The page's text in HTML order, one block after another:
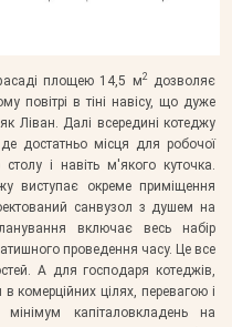
площею 14,5 м2дозволяє
повітрі в тіні навісу, що дуже
Ліван. Далі всередині котеджу
достатньо місця для робочої
столу і навіть м'якого куточка.
виступає окреме приміщення
санвузол з душем на
включає весь набір
проведення часу. Це все
А для господаря котеджів,
комерційних цілях, перевагою і
капіталовкладень на